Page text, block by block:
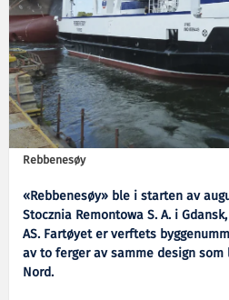
Rebbenesøy
«Rebbenesøy» ble i starten av
Stocznia Remontowa S. A. i
AS. Fartøyet er verftets
av to ferger av samme design
Nord.